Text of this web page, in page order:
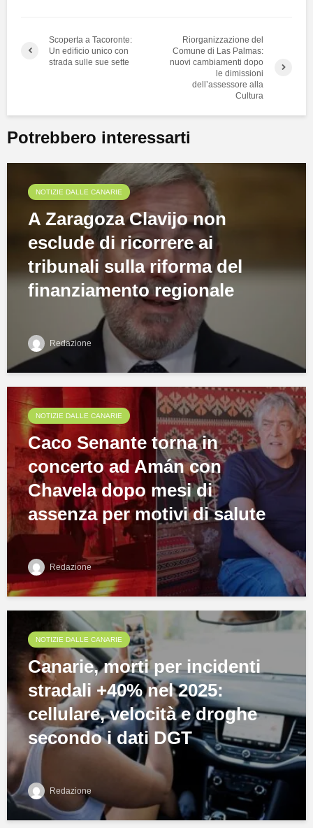
Scoperta a Tacoronte:
Un edificio unico con
strada sulle sue sette
Riorganizzazione del
Comune di Las Palmas:
nuovi cambiamenti dopo
le dimissioni
dell’assessore alla
Cultura
Potrebbero interessarti
NOTIZIE DALLE CANARIE
A Zaragoza Clavijo non
esclude di ricorrere ai
tribunali sulla riforma del
finanziamento regionale
Redazione
NOTIZIE DALLE CANARIE
Caco Senante torna in
concerto ad Amán con
Chavela dopo mesi di
assenza per motivi di salute
Redazione
NOTIZIE DALLE CANARIE
Canarie, morti per incidenti
stradali +40% nel 2025:
cellulare, velocità e droghe
secondo i dati DGT
Redazione